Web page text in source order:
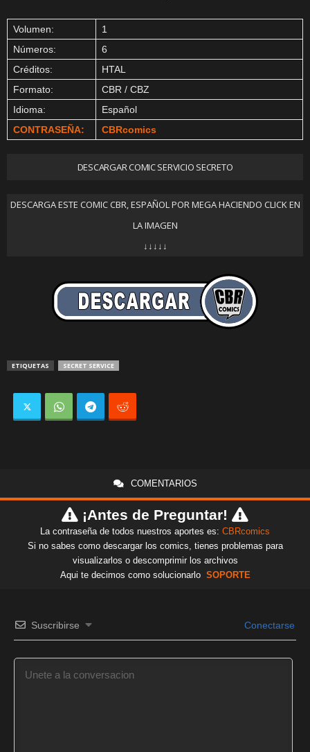
Volumen:
1
Números:
6
Créditos:
HTAL
Formato:
CBR / CBZ
Idioma:
Español
CONTRASEÑA:
CBRcomics
DESCARGAR COMIC SERVICIO SECRETO
DESCARGA ESTE COMIC CBR, ESPAÑOL POR MEGA HACIENDO CLICK EN
LA IMAGEN
↓↓↓↓↓
ETIQUETAS SECRET SERVICE
COMENTARIOS
¡Antes de Preguntar!
La contraseña de todos nuestros aportes es: CBRcomics
Si no sabes como descargar los comics, tienes problemas para
visualizarlos o descomprimir los archivos
Aqui te decimos como solucionarlo SOPORTE
Suscribirse Conectarse